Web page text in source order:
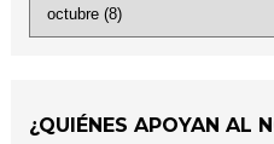
¿QUIÉNES APOYAN AL